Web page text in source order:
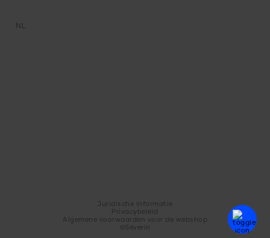
NL
Juridische informatie
Privacybeleid
Algemene voorwaarden voor de webshop
©Severin